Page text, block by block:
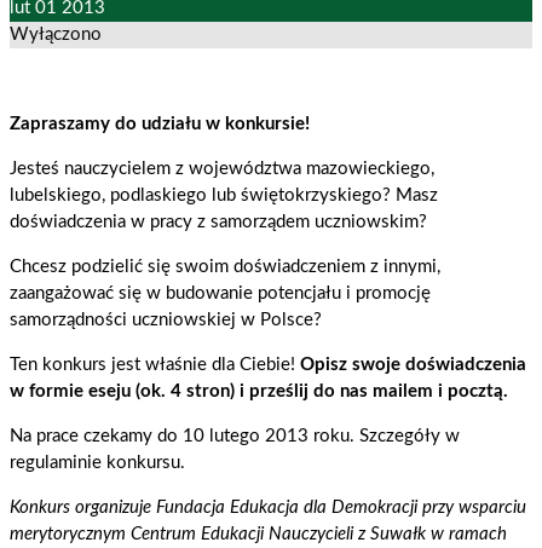
lut 01 2013
Wyłączono
Zapraszamy do udziału w konkursie!
Jesteś nauczycielem z województwa mazowieckiego,
lubelskiego, podlaskiego lub świętokrzyskiego? Masz
doświadczenia w pracy z samorządem uczniowskim?
Chcesz podzielić się swoim doświadczeniem z innymi,
zaangażować się w budowanie potencjału i promocję
samorządności uczniowskiej w Polsce?
Ten konkurs jest właśnie dla Ciebie! Opisz swoje doświadczenia
w formie eseju (ok. 4 stron) i prześlij do nas mailem i pocztą.
Na prace czekamy do 10 lutego 2013 roku. Szczegóły w
regulaminie konkursu.
Konkurs organizuje Fundacja Edukacja dla Demokracji przy wsparciu
merytorycznym Centrum Edukacji Nauczycieli z Suwałk w ramach